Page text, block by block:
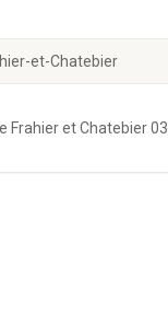
et-Chatebier
Frahier et Chatebier 03